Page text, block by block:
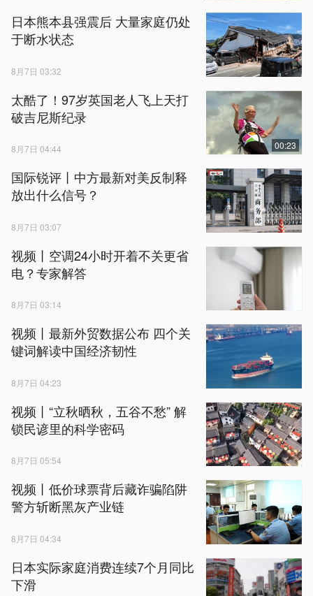
日本熊本县强震后 大量家庭仍处
于断水状态
8月7日 03:32
太酷了！97岁英国老人飞上天打
破吉尼斯纪录
8月7日 04:44 00:23
国际锐评丨中方最新对美反制释
放出什么信号？
8月7日 03:07
视频丨空调24小时开着不关更省
电？专家解答
8月7日 03:14
视频丨最新外贸数据公布 四个关
键词解读中国经济韧性
8月7日 04:23
视频丨“立秋晒秋，五谷不愁” 解
锁民谚里的科学密码
8月7日 05:54
视频丨低价球票背后藏诈骗陷阱
警方斩断黑灰产业链
8月7日 04:34
日本实际家庭消费连续7个月同比
下滑